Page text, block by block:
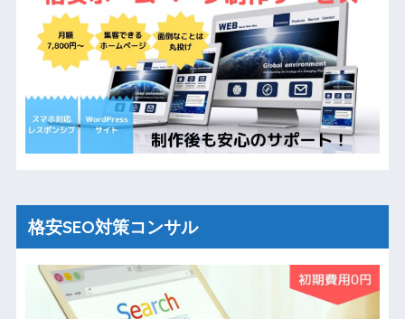
格安SEO対策コンサル